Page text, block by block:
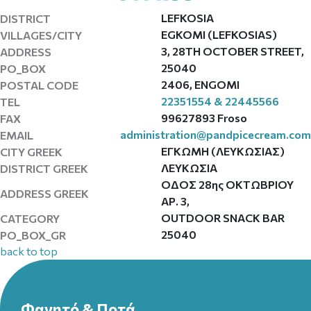
DISTRICT
LEFKOSIA
VILLAGES/CITY
EGKOMI (LEFKOSIAS)
ADDRESS
3, 28TH OCTOBER STREET,
PO_BOX
25040
POSTAL CODE
2406, ENGOMI
TEL
22351554 & 22445566
FAX
99627893 Froso
EMAIL
administration@pandpicecream.com
CITY GREEK
ΕΓΚΩΜΗ (ΛΕΥΚΩΣΙΑΣ)
DISTRICT GREEK
ΛΕΥΚΩΣΙΑ
ADDRESS GREEK
ΟΔΟΣ 28ης ΟΚΤΩΒΡΙΟΥ
ΑΡ. 3,
CATEGORY
OUTDOOR SNACK BAR
PO_BOX_GR
25040
back to top